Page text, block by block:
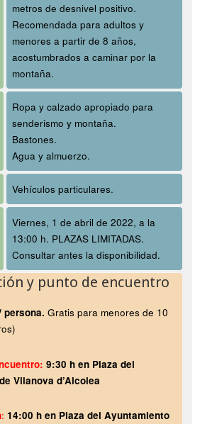
metros de desnivel positivo.
Recomendada para adultos y
menores a partir de 8 años,
acostumbrados a caminar por la
montaña.
Ropa y calzado apropiado para
senderismo y montaña.
Bastones.
Agua y almuerzo.
Vehículos particulares.
Viernes, 1 de abril de 2022, a la
13:00 h. PLAZAS LIMITADAS.
Consultar antes la disponibilidad.
y punto de encuentro
persona.Gratis para menores de 10
9:30 h en Plaza del
Vilanova d’Alcolea
: 14:00 h en Plaza del Ayuntamiento